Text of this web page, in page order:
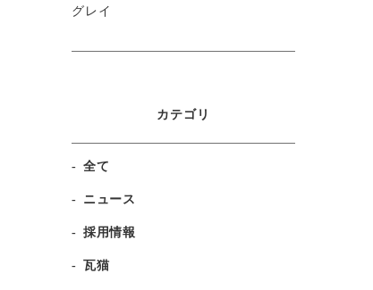
グレイ
カテゴリ
全て
ニュース
採用情報
瓦猫